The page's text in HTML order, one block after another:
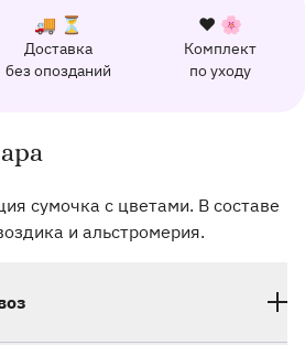
прилагается:
Доставка
без опозданий
🚚 ⏳
Комплект
по уходу
❤️ 🌸
5.0 ⭐
и оказываемых услугах
сумочка с цветами. В составе
и альстромерия.